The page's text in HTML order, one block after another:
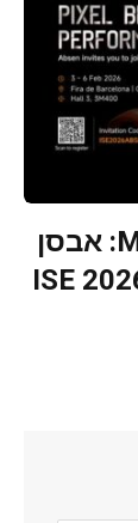
הדור השלישי של ה Micro LED: אבסן